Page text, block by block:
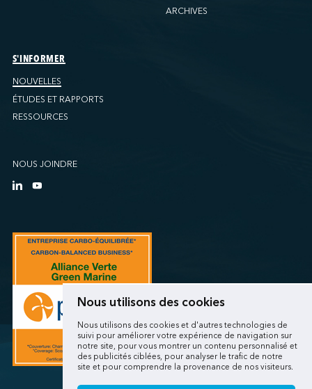
Nous utilisons des cookies
Nous utilisons des cookies et d'autres technologies de
suivi pour améliorer votre expérience de navigation sur
notre site, pour vous montrer un contenu personnalisé et
des publicités ciblées, pour analyser le trafic de notre
site et pour comprendre la provenance de nos visiteurs.
ARCHIVES
S'INFORMER
NOUVELLES
ÉTUDES ET RAPPORTS
RESSOURCES
NOUS JOINDRE